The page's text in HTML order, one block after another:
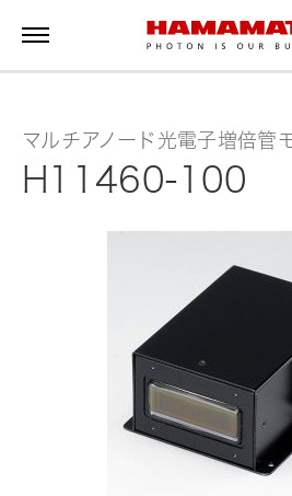
マルチアノード光電子増倍管
H11460-100